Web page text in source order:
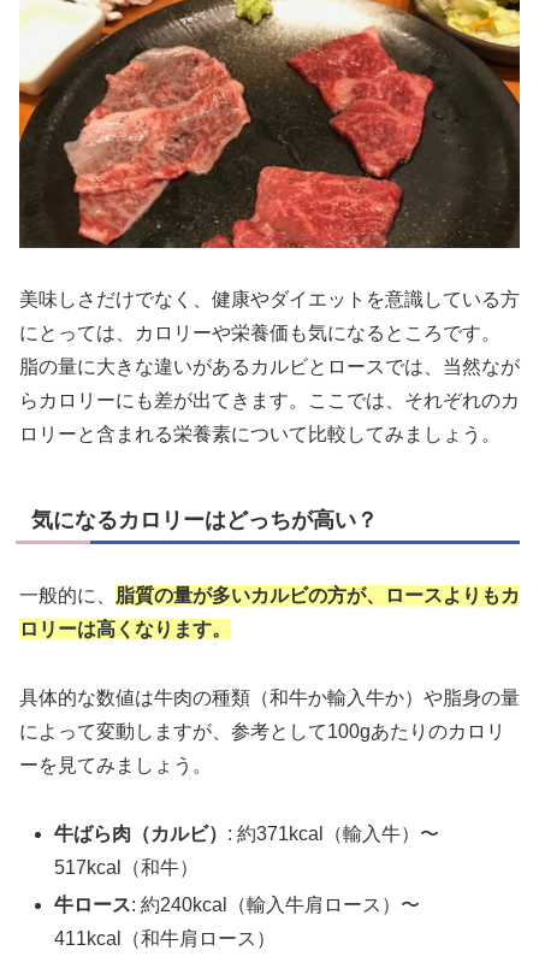
美味しさだけでなく、健康やダイエットを意識している方
にとっては、カロリーや栄養価も気になるところです。
脂の量に大きな違いがあるカルビとロースでは、当然なが
らカロリーにも差が出てきます。ここでは、それぞれのカ
ロリーと含まれる栄養素について比較してみましょう。
気になるカロリーはどっちが高い？
一般的に、 脂質の量が多いカルビの方が、ロースよりもカ
ロリーは高くなります。
具体的な数値は牛肉の種類（和牛か輸入牛か）や脂身の量
によって変動しますが、参考として100gあたりのカロリ
ーを見てみましょう。
牛ばら肉（カルビ） : 約371kcal（輸入牛）〜
517kcal（和牛）
牛ロース: 約240kcal（輸入牛肩ロース）〜
411kcal（和牛肩ロース）